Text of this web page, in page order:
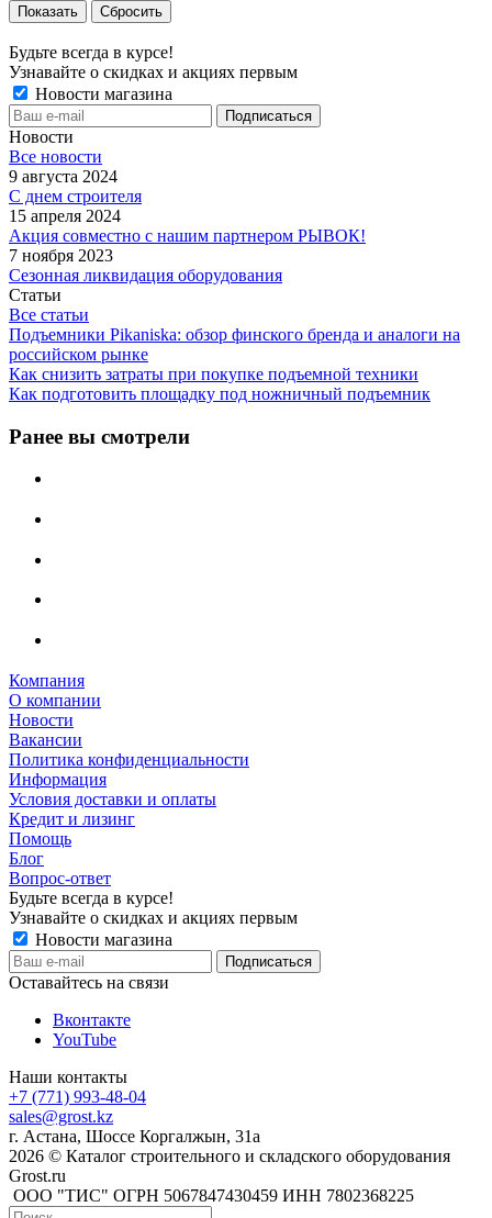
Сбросить
Будьте всегда в курсе!
Узнавайте о скидках и акциях первым
Новости магазина
Новости
Все новости
9 августа 2024
С днем строителя
15 апреля 2024
Акция совместно с нашим партнером РЫВОК!
7 ноября 2023
Сезонная ликвидация оборудования
Статьи
Все статьи
Подъемники Pikaniska: обзор финского бренда и аналоги на
российском рынке
Как снизить затраты при покупке подъемной техники
Как подготовить площадку под ножничный подъемник
Ранее вы смотрели
Компания
О компании
Новости
Вакансии
Политика конфиденциальности
Информация
Условия доставки и оплаты
Кредит и лизинг
Помощь
Блог
Вопрос-ответ
Будьте всегда в курсе!
Узнавайте о скидках и акциях первым
Новости магазина
Оставайтесь на связи
Вконтакте
YouTube
Наши контакты
+7 (771) 993-48-04
sales@grost.kz
г. Астана, Шоссе Коргалжын, 31а
2026 © Каталог строительного и складского оборудования
Grost.ru
ООО "ТИС" ОГРН 5067847430459 ИНН 7802368225